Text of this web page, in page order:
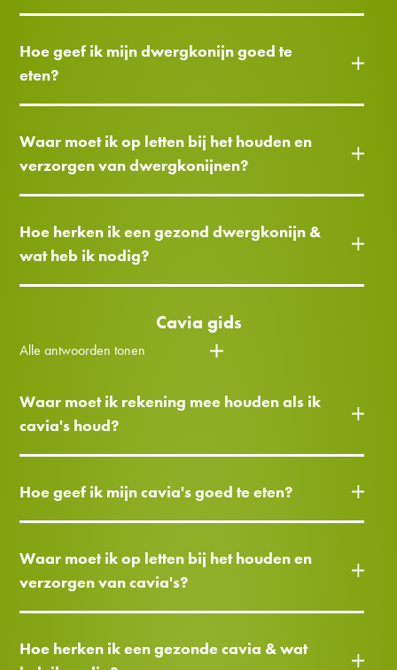
Hoe geef ik mijn dwergkonijn goed te
eten?
Waar moet ik op letten bij het houden en
verzorgen van dwergkonijnen?
Hoe herken ik een gezond dwergkonijn &
wat heb ik nodig?
Cavia gids
Alle antwoorden tonen
Waar moet ik rekening mee houden als ik
cavia's houd?
Hoe geef ik mijn cavia's goed te eten?
Waar moet ik op letten bij het houden en
verzorgen van cavia's?
Hoe herken ik een gezonde cavia & wat